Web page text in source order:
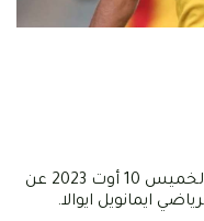
أعلن نادي العربي الكويتي مساء اليوم الخميس 10 أوت 2023 عن
ايمانويل ايوالا.